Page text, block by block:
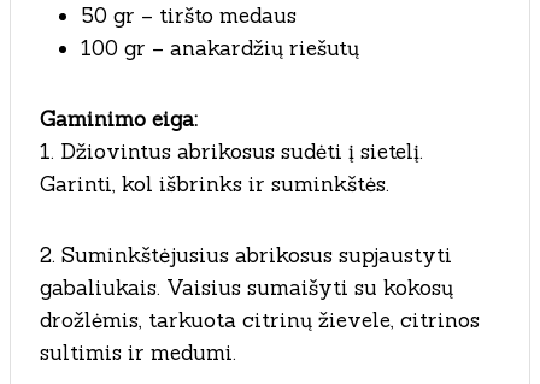
50 gr – tiršto medaus
100 gr – anakardžių riešutų
Gaminimo eiga:
1. Džiovintus abrikosus sudėti į sietelį.
Garinti, kol išbrinks ir suminkštės.
2. Suminkštėjusius abrikosus supjaustyti
gabaliukais. Vaisius sumaišyti su kokosų
drožlėmis, tarkuota citrinų žievele, citrinos
sultimis ir medumi.